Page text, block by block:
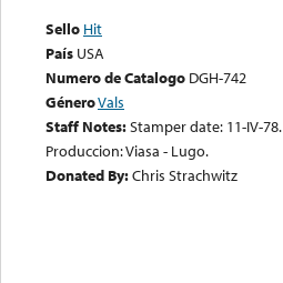
Sello Hit
País USA
Numero de Catalogo DGH-742
GéneroVals
Staff Notes:Stamper date: 11-IV-78.
Produccion: Viasa - Lugo.
Donated By:Chris Strachwitz